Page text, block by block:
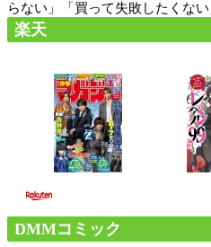
らない」「買って失敗したくな
楽天
DMMコミック